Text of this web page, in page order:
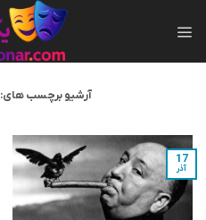
آرشیو برچسب های:
17
آذر